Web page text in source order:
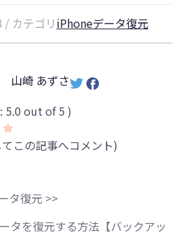
カテゴリiPhoneデータ復元
山崎 あずさ
5.0 out of 5 )
この記事へコメント)
タ復元 >>
タを復元する方法【バックアッ